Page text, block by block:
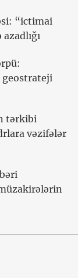
“ictimai
geostrateji
tərkibi
vəzifələr